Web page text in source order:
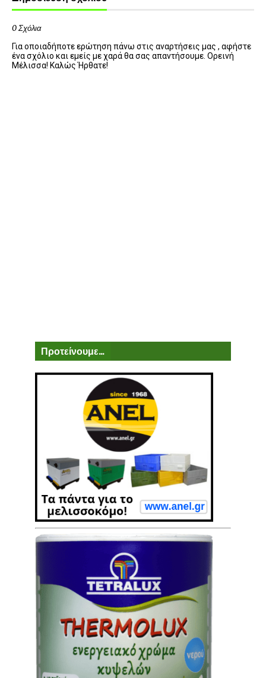
0 Σχόλια
Για οποιαδήποτε ερώτηση πάνω στις αναρτήσεις μας , αφήστε
ένα σχόλιο και εμείς με χαρά θα σας απαντήσουμε. Ορεινή
Μέλισσα! Καλώς Ήρθατε!
Προτείνουμε...